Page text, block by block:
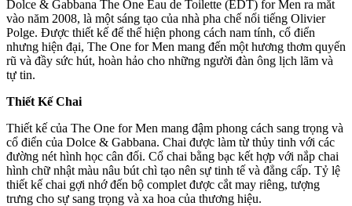
Dolce & Gabbana The One Eau de Toilette (EDT) for Men ra mắt
vào năm 2008, là một sáng tạo của nhà pha chế nổi tiếng Olivier
Polge. Được thiết kế để thể hiện phong cách nam tính, cổ điển
nhưng hiện đại, The One for Men mang đến một hương thơm quyến
rũ và đầy sức hút, hoàn hảo cho những người đàn ông lịch lãm và
tự tin.
Thiết Kế Chai
Thiết kế của The One for Men mang đậm phong cách sang trọng và
cổ điển của Dolce & Gabbana. Chai được làm từ thủy tinh với các
đường nét hình học cân đối. Cổ chai bằng bạc kết hợp với nắp chai
hình chữ nhật màu nâu bút chì tạo nên sự tinh tế và đẳng cấp. Tỷ lệ
thiết kế chai gợi nhớ đến bộ complet được cắt may riêng, tượng
trưng cho sự sang trọng và xa hoa của thương hiệu.